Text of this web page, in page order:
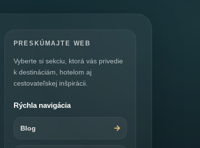
PRESKÚMAJTE WEB
Vyberte si sekciu, ktorá vás privedie
k destináciám, hotelom aj
cestovateľskej inšpirácii.
Rýchla navigácia
Blog